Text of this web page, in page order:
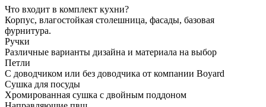
Что входит в комплект кухни?
Корпус, влагостойкая столешница, фасады, базовая
фурнитура.
Ручки
Различные варианты дизайна и материала на выбор
Петли
С доводчиком или без доводчика от компании Boyard
Сушка для посуды
Хромированная сушка с двойным поддоном